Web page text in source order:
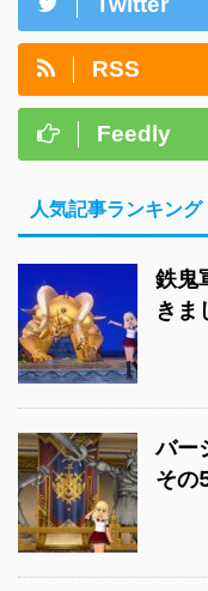
RSS
Feedly
人気記事ランキング
鉄鬼
きま
バー
その